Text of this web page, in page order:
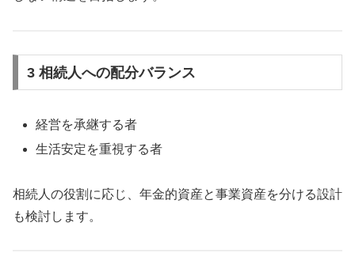
3 相続人への配分バランス
経営を承継する者
生活安定を重視する者
相続人の役割に応じ、年金的資産と事業資産を分ける設計
も検討します。